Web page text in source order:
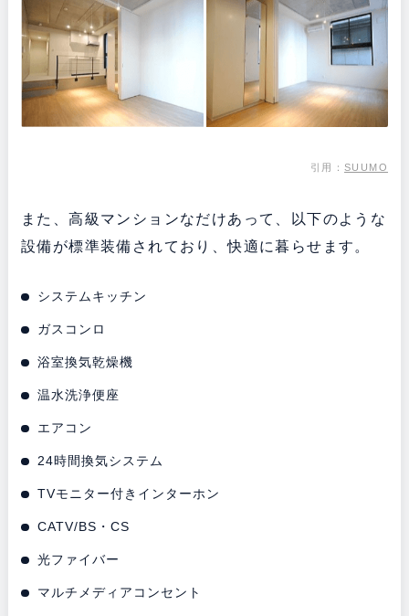
引用：SUUMO
また、高級マンションなだけあって、以下のような
設備が標準装備されており、快適に暮らせます。
システムキッチン
ガスコンロ
浴室換気乾燥機
温水洗浄便座
エアコン
24時間換気システム
TVモニター付きインターホン
CATV/BS・CS
光ファイバー
マルチメディアコンセント